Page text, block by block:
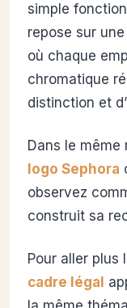
simple
repose sur
où chaque
chromatique
distinction et
Dans le même
logo Sephora
observez
construit sa
Pour aller plus
cadre légal